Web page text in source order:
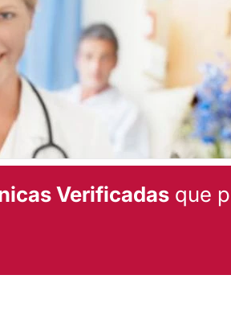
Verificadasque